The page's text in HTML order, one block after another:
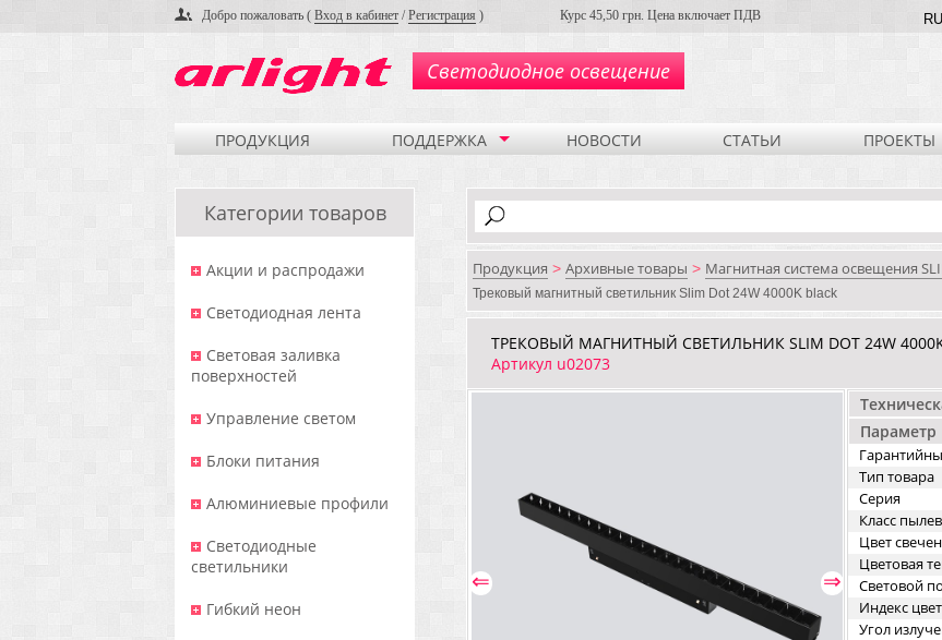
Добро пожаловать ( Вход в кабинет /Регистрация ) Курс 45,50 грн. Цена включает ПДВ RU
Светодиодное освещение
ПРОДУКЦИЯ ПОДДЕРЖКА НОВОСТИ СТАТЬИ ПРОЕКТЫ
Категории товаров
Акции и распродажи
Светодиодная лента
Световая заливка
поверхностей
Управление светом
Блоки питания
Алюминиевые профили
Светодиодные
светильники
Гибкий неон
Продукция > Архивные товары > Магнитная система освещения
Трековый магнитный светильник Slim Dot 24W 4000K black
ТРЕКОВЫЙ МАГНИТНЫЙ СВЕТИЛЬНИК SLIM DOT 24W 4000K
Артикул u02073
⇐ ⇒
Параметр
Тип товара
Серия
Класс
Цвет
Цветовая
Световой
Индекс
Угол